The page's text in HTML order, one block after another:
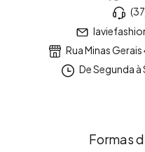
Rua Minas
De Segunda à
Formas